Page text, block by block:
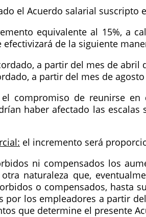
el Acuerdo salarial suscripto
equivalente al 15%, a
de la siguiente
a partir del mes de abril
a partir del mes de
compromiso de reunirse
haber afectado las
el incremento será
ni compensados los
naturaleza que,
o compensados, hasta
por los empleadores a partir
que determine el presente